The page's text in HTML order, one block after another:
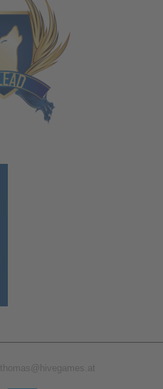
thomas@hivegames.at